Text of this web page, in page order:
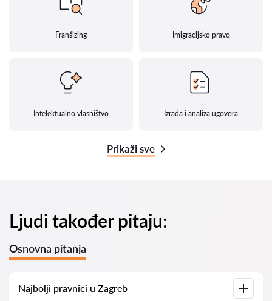
Franšizing Imigracijsko pravo
Intelektualno vlasništvo Izrada i analiza ugovora
Prikaži sve
Ljudi također pitaju:
Osnovna pitanja
Najbolji pravnici u Zagreb